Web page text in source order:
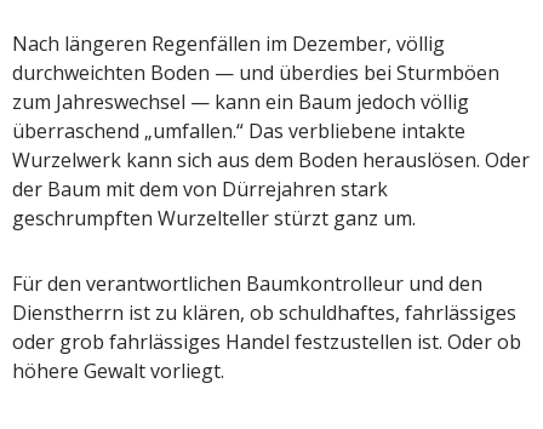
Nach längeren Regenfällen im Dezember, völlig
durchweichten Boden — und überdies bei Sturmböen
zum Jahreswechsel — kann ein Baum jedoch völlig
überraschend „umfallen.“ Das verbliebene intakte
Wurzelwerk kann sich aus dem Boden herauslösen. Oder
der Baum mit dem von Dürrejahren stark
geschrumpften Wurzelteller stürzt ganz um.
Für den verantwortlichen Baumkontrolleur und den
Dienstherrn ist zu klären, ob schuldhaftes, fahrlässiges
oder grob fahrlässiges Handel festzustellen ist. Oder ob
höhere Gewalt vorliegt.